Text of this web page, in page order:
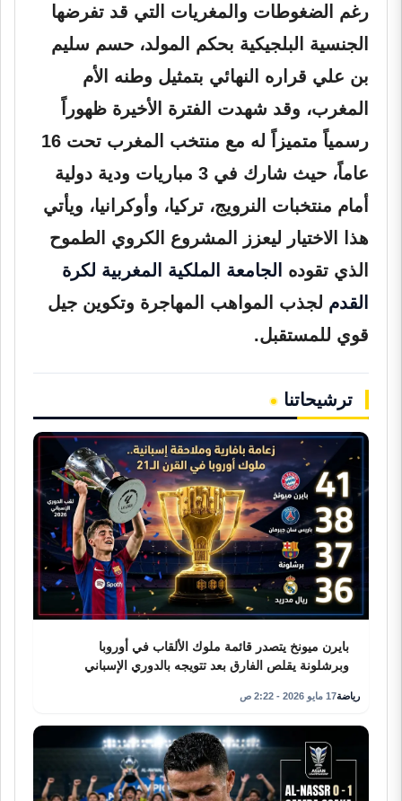
رغم الضغوطات والمغريات التي قد تفرضها
الجنسية البلجيكية بحكم المولد، حسم سليم
بن علي قراره النهائي بتمثيل وطنه الأم
المغرب، وقد شهدت الفترة الأخيرة ظهوراً
رسمياً متميزاً له مع منتخب المغرب تحت 16
عاماً، حيث شارك في 3 مباريات ودية دولية
أمام منتخبات النرويج، تركيا، وأوكرانيا، ويأتي
هذا الاختيار ليعزز المشروع الكروي الطموح
الذي تقوده
الجامعة الملكية المغربية لكرة
القدم لجذب المواهب المهاجرة وتكوين جيل
قوي للمستقبل.
ترشيحاتنا
بايرن ميونخ يتصدر قائمة ملوك الألقاب في أوروبا
وبرشلونة يقلص الفارق بعد تتويجه بالدوري الإسباني
رياضة17 مايو 2026 - 2:22 ص